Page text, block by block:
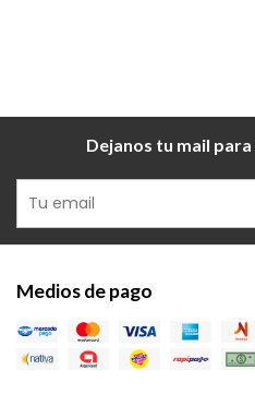
Dejanos tu mail
Medios de pago